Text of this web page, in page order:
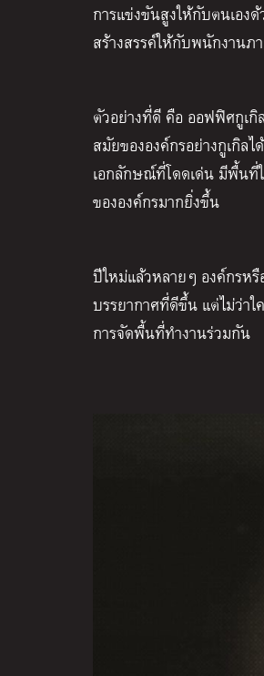
การแข่งขันสูงให้กับตนเอง
สร้างสรรค์ให้กับพนักงานภ
ตัวอย่างที่ดี คือ ออฟฟิศกูเ
สมัยขององค์กรอย่างกูเกิล
เอกลักษณ์ที่โดดเด่น มีพื้นที่
ขององค์กรมากยิ่งขึ้น
ปีใหม่แล้วหลายๆ องค์กรหรื
บรรยากาศที่ดีขึ้น แต่ไม่ว่า
การจัดพื้นที่ทำงานร่วมกัน